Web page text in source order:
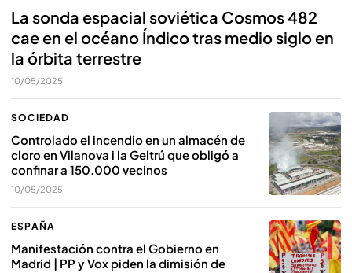
La sonda espacial soviética Cosmos 482
cae en el océano Índico tras medio siglo en
la órbita terrestre
10/05/2025
SOCIEDAD
Controlado el incendio en un almacén de
cloro en Vilanova i la Geltrú que obligó a
confinar a 150.000 vecinos
10/05/2025
ESPAÑA
Manifestación contra el Gobierno en
Madrid | PP y Vox piden la dimisión de